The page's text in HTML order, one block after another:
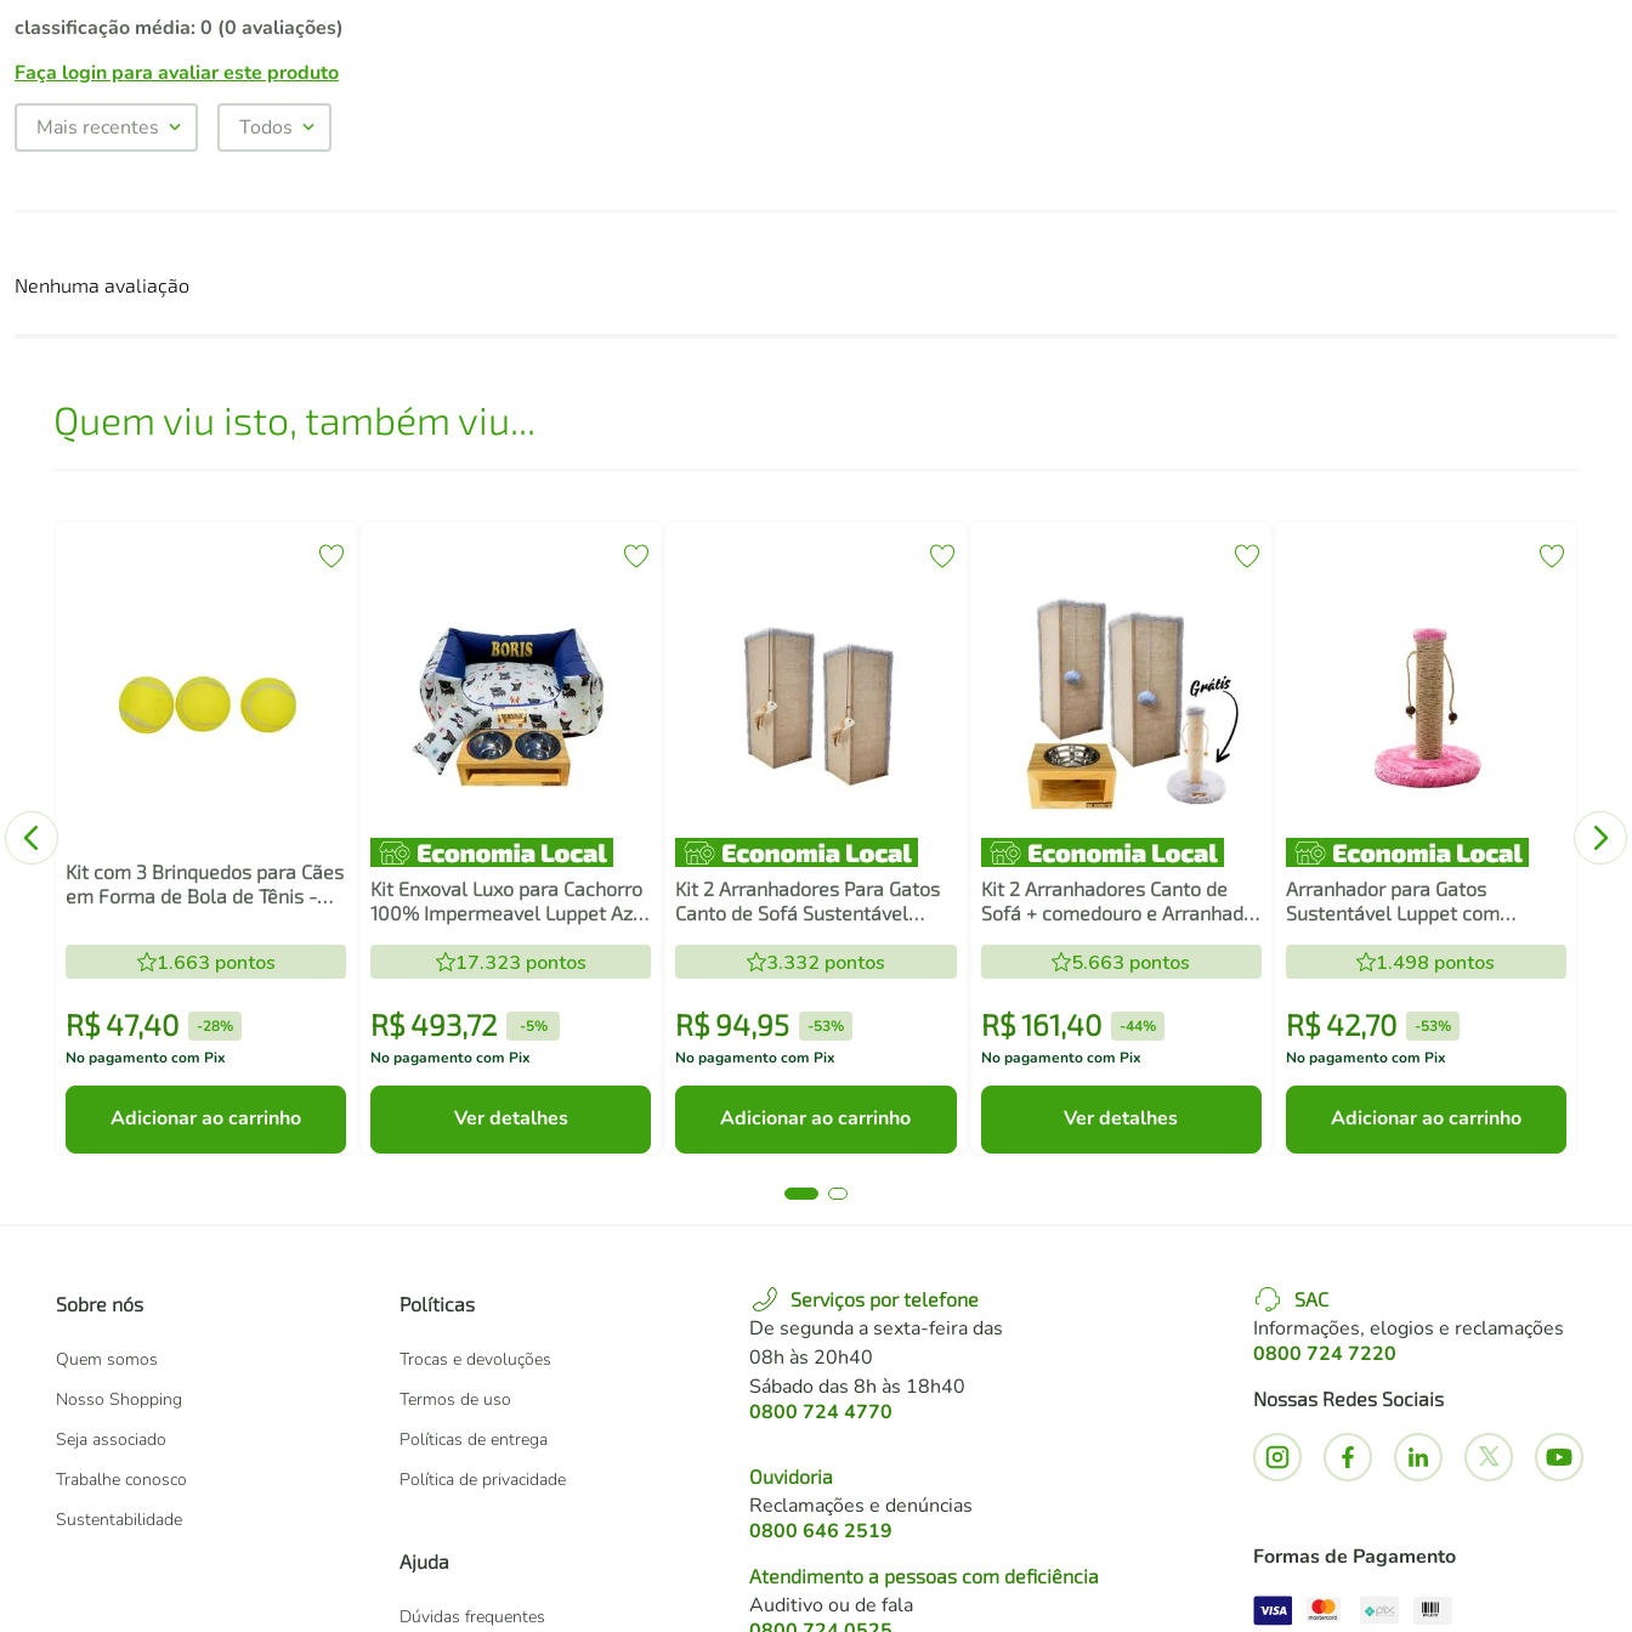
classificação média: 0 (0 avaliações)
Faça login para avaliar este produto
Mais recentes Todos
Nenhuma avaliação
Quem viu isto, também viu...
Kit com 3 Brinquedos para Cães
em Forma de Bola de Tênis -
1.663 pontos
R$ 47,40 -28%
No pagamento com Pix
Adicionar ao carrinho
Kit Enxoval Luxo para Cachorro
100% Impermeavel Luppet Azul
Personalizada
17.323 pontos
R$ 493,72 -5%
No pagamento com Pix
Ver detalhes
Kit 2 Arranhadores Para Gatos
Canto de Sofá Sustentável
3.332 pontos
R$94,95 -53%
No pagamento com Pix
Adicionar ao carrinho
Kit 2 Arranhadores Canto de
Sofá + comedouro e Arranhador
5.663 pontos
R$161,40 -44%
No pagamento com Pix
Ver detalhes
Arranhador para Gatos
Sustentável Luppet com
1.498 pontos
R$ 42,70 -53%
No pagamento com Pix
Adicionar ao carrinho
Sobre nós
Quem somos
Nosso Shopping
Seja associado
Trabalhe conosco
Sustentabilidade
Políticas
Trocas e devoluções
Termos de uso
Políticas de entrega
Política de privacidade
Ajuda
Dúvidas frequentes
Serviços por telefone
De segunda a sexta-feira das
08h às 20h40
Sábado das 8h às 18h40
0800 724 4770
Ouvidoria
Reclamações e denúncias
0800 646 2519
Atendimento a pessoas com deficiência
Auditivo ou de fala
SAC
Informações, elogios e reclamações
0800 724 7220
Nossas Redes Sociais
Formas de Pagamento